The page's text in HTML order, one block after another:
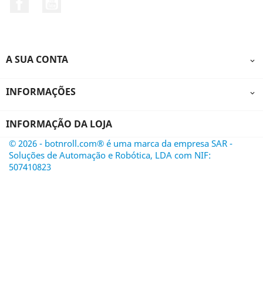
A SUA CONTA 
INFORMAÇÕES 
INFORMAÇÃO DA LOJA
© 2026 - botnroll.com® é uma marca da empresa SAR -
Soluções de Automação e Robótica, LDA com NIF:
507410823